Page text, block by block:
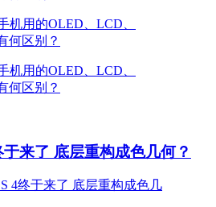
来了 底层重构成色几何？